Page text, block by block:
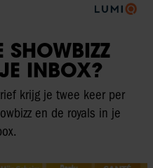
SHOWBIZZ
INBOX?
krijg je twee keer per
en de royals in je